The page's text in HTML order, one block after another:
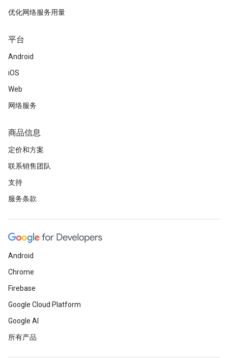
优化网络服务用量
平台
Android
iOS
Web
网络服务
商品信息
定价和方案
联系销售团队
支持
服务条款
Android
Chrome
Firebase
Google Cloud Platform
Google AI
所有产品